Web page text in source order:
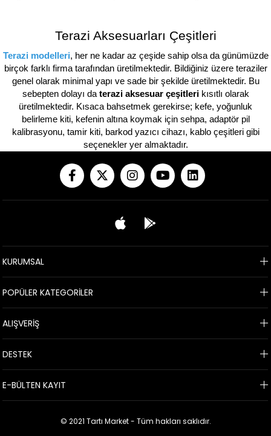
Terazi Aksesuarları Çeşitleri
Terazi modelleri, her ne kadar az çeşide sahip olsa da günümüzde
birçok farklı firma tarafından üretilmektedir. Bildiğiniz üzere teraziler
genel olarak minimal yapı ve sade bir şekilde üretilmektedir. Bu
sebepten dolayı daterazi aksesuar çeşitleri kısıtlı olarak
üretilmektedir. Kısaca bahsetmek gerekirse; kefe, yoğunluk
belirleme kiti, kefenin altına koymak için sehpa, adaptör pil
kalibrasyonu, tamir kiti, barkod yazıcı cihazı, kablo çeşitleri gibi
seçenekler yer almaktadır.
KURUMSAL
POPÜLER KATEGORİLER
ALIŞVERİŞ
DESTEK
E-BÜLTEN KAYIT
© 2021 Tartı Market - Tüm hakları saklıdır.